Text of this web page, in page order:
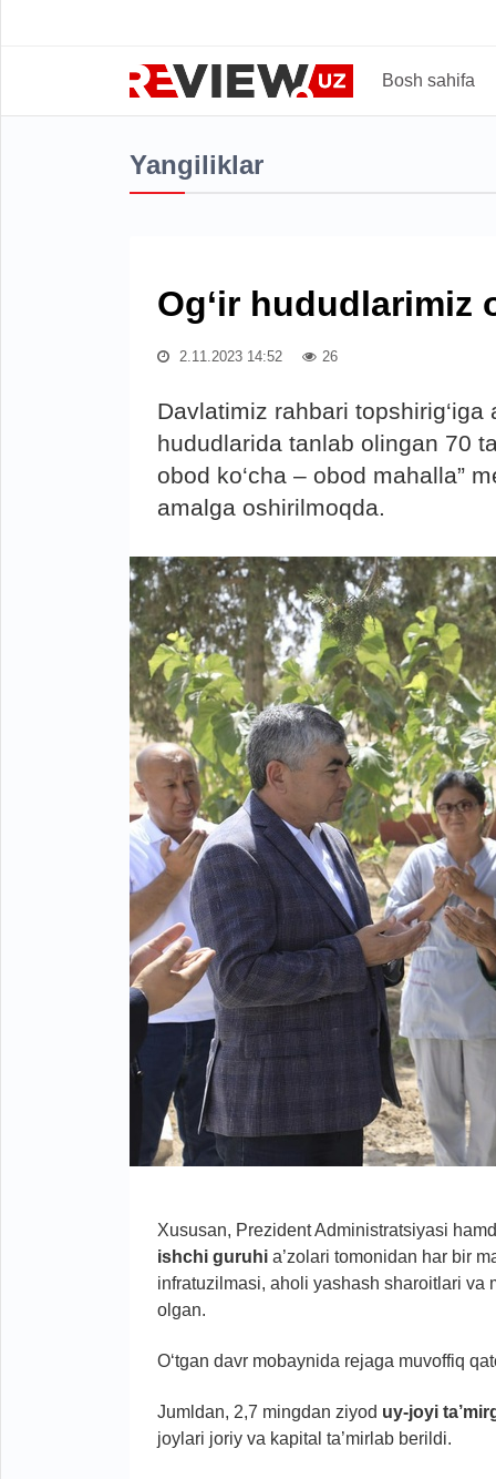
Bosh sahifa
Yangiliklar
Og‘ir hududlarimiz
2.11.2023 14:52 26
Davlatimiz rahbari
hududlarida tanlab olingan 70
obod ko‘cha – obod mahalla”
amalga oshirilmoqda.
Xususan, Prezident Administratsiyasi
ishchi guruhi a’zolari tomonidan har bir
infratuzilmasi, aholi yashash sharoitlari va
olgan.
O‘tgan davr mobaynida rejaga muvoffiq
Jumldan, 2,7 mingdan ziyod uy-joyi
joylari joriy va kapital ta’mirlab berildi.